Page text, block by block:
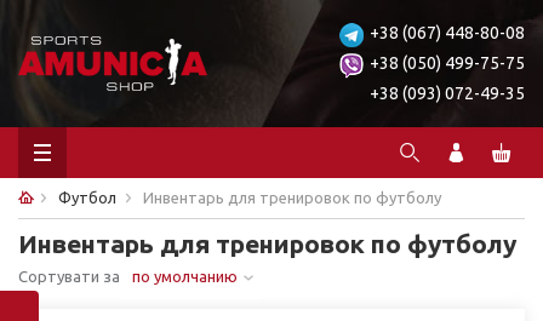
+38 (067) 448-80-08
+38 (050) 499-75-75
+38 (093) 072-49-35
Футбол Инвентарь для тренировок по футболу
Инвентарь для тренировок по футболу
Сортувати за по умолчанию